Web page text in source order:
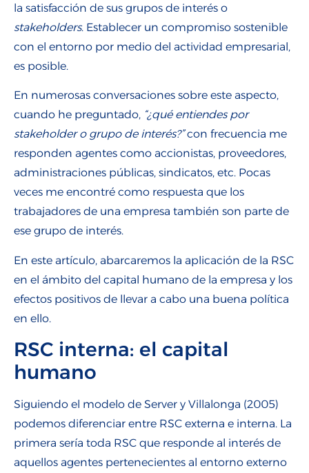
la satisfacción de sus grupos de interés o
stakeholders. Establecer un compromiso sostenible
con el entorno por medio del actividad empresarial,
es posible.
En numerosas conversaciones sobre este aspecto,
cuando he preguntado, “¿qué entiendes por
stakeholder o grupo de interés?”con frecuencia me
responden agentes como accionistas, proveedores,
administraciones públicas, sindicatos, etc. Pocas
veces me encontré como respuesta que los
trabajadores de una empresa también son parte de
ese grupo de interés.
En este artículo, abarcaremos la aplicación de la RSC
en el ámbito del capital humano de la empresa y los
efectos positivos de llevar a cabo una buena política
en ello.
RSC interna: el capital
humano
Siguiendo el modelo de Server y Villalonga (2005)
podemos diferenciar entre RSC externa e interna. La
primera sería toda RSC que responde al interés de
aquellos agentes pertenecientes al entorno externo